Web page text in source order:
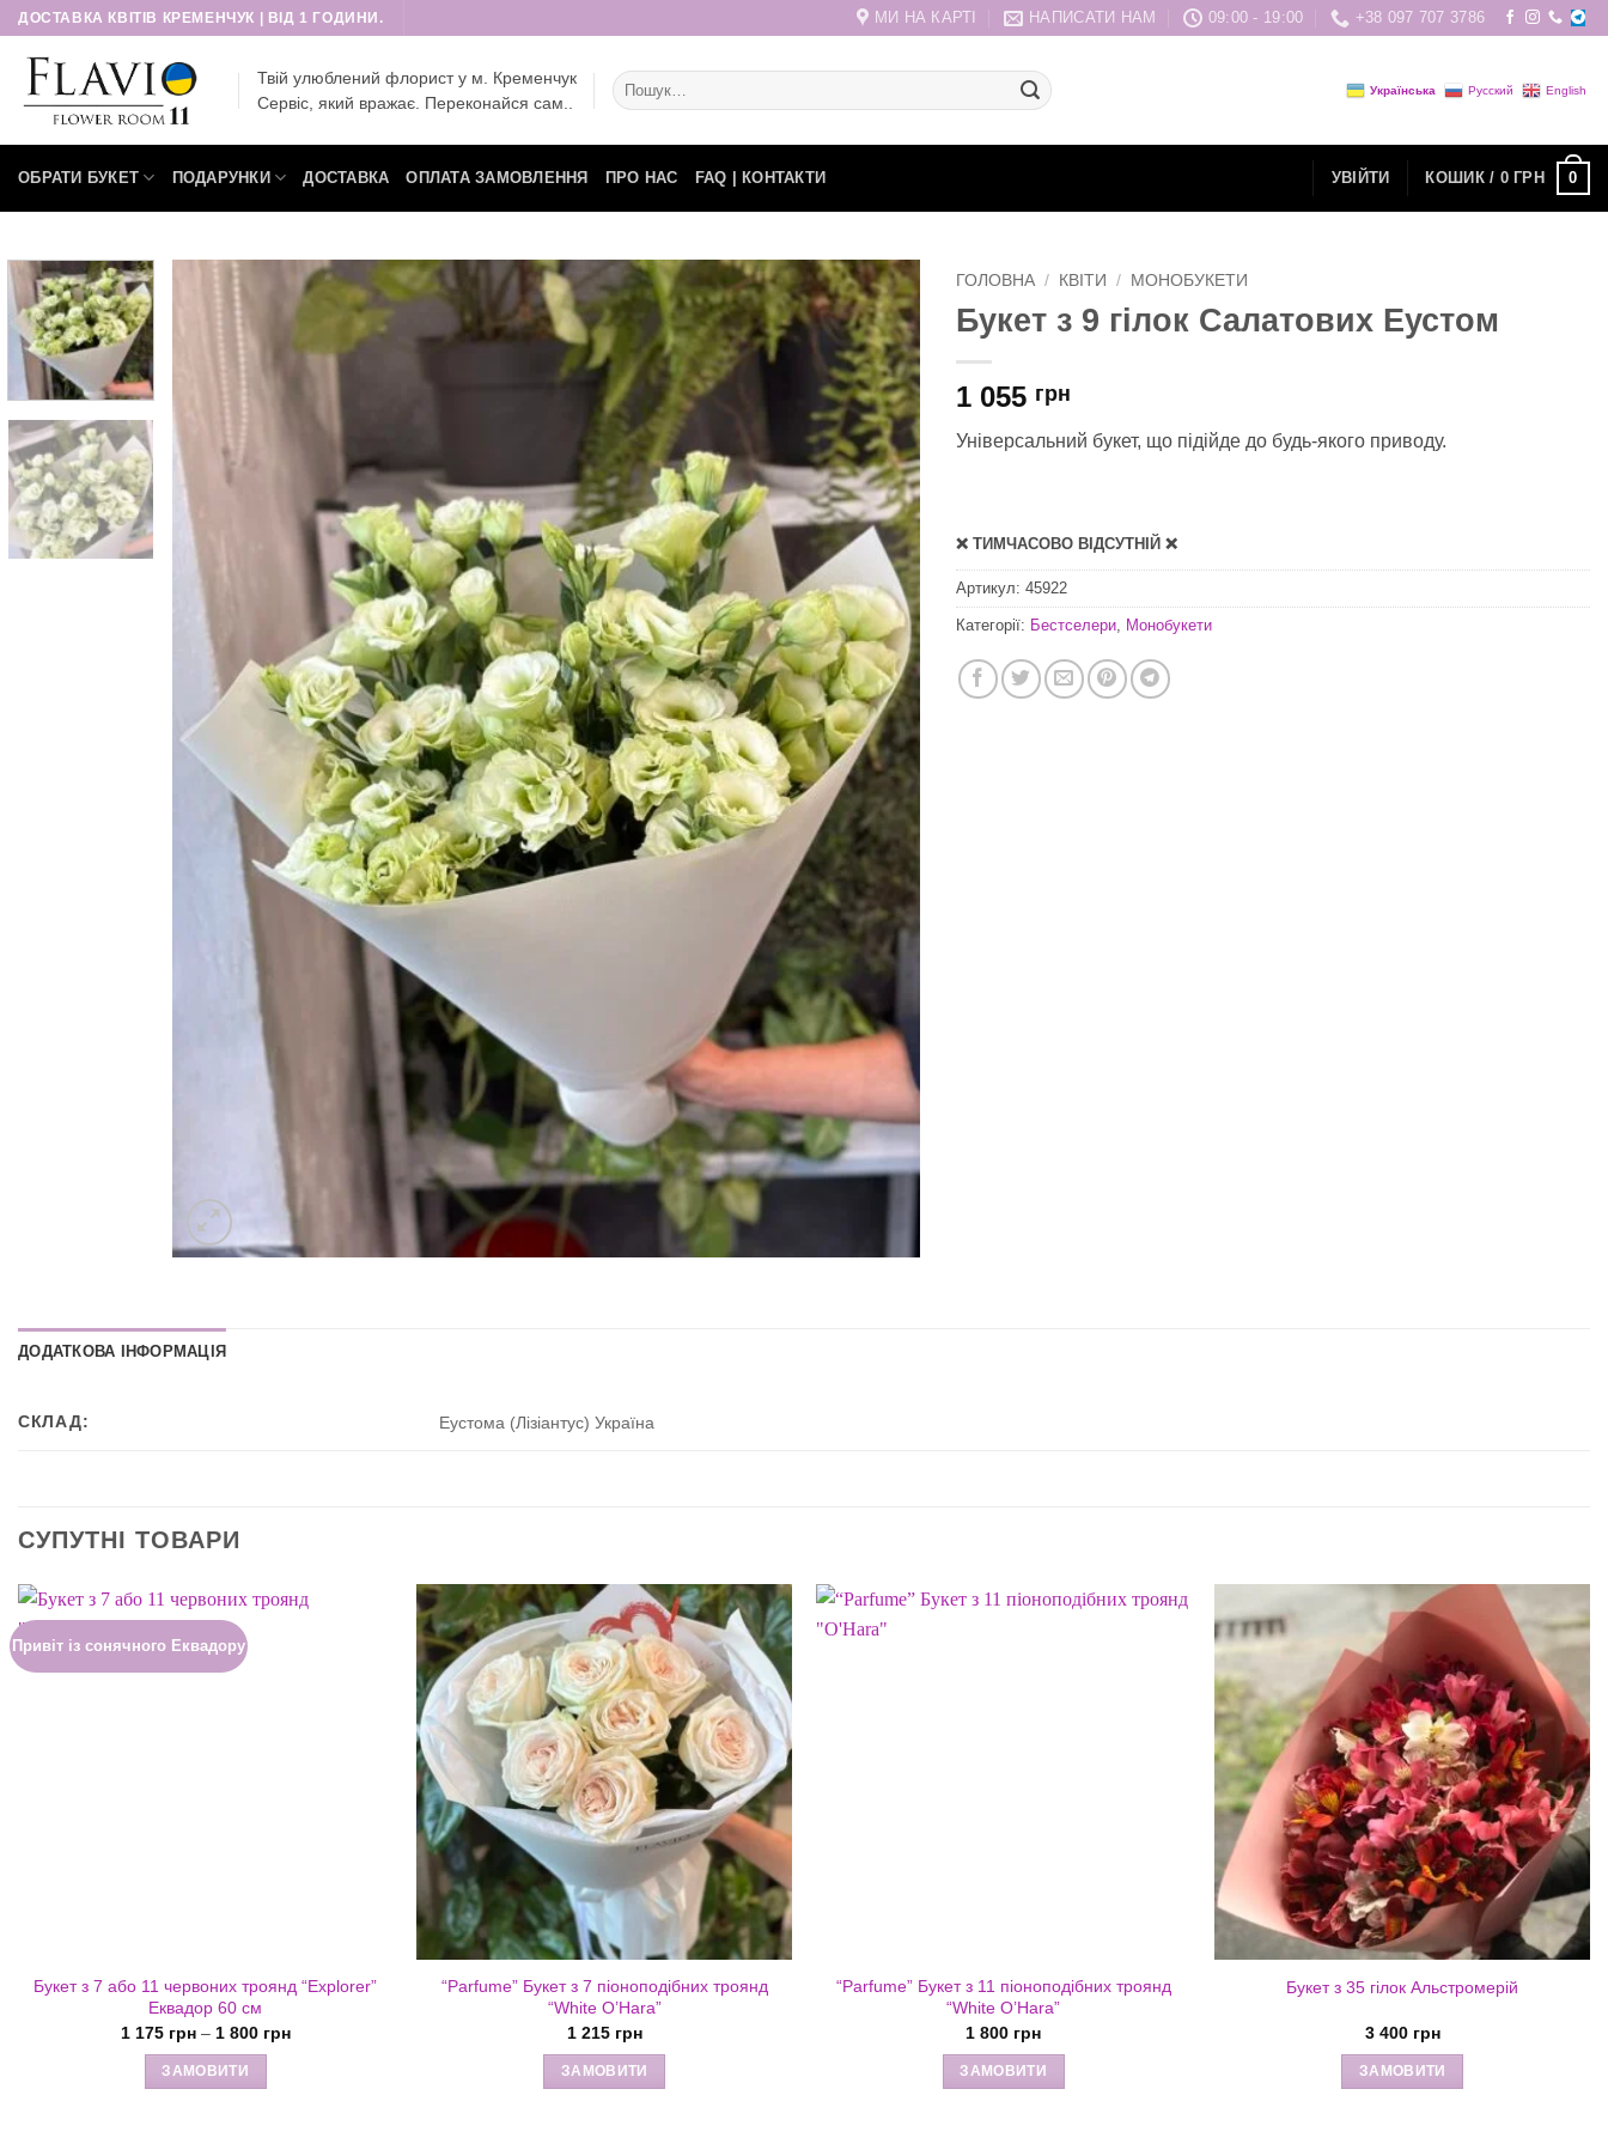
Пропустити
ДОСТАВКА КВІТІВ КРЕМЕНЧУК | ВІД 1 ГОДИНИ. МИ НА КАРТІ НАПИСАТИ НАМ 09:00 - 19:00 +38 097 707 3786
Твій улюблений флорист у м. Кременчук
Сервіс, який вражає. Переконайся сам..
Шукати:
Українська Русский English
ОБРАТИ БУКЕТ ПОДАРУНКИ ДОСТАВКА ОПЛАТА ЗАМОВЛЕННЯ ПРО НАС FAQ | КОНТАКТИ УВІЙТИ КОШИК / 0 ГРН 0
ГОЛОВНА / КВІТИ / МОНОБУКЕТИ
Букет з 9 гілок Салатових Еустом
1 055 грн
Універсальний букет, що підійде до будь-якого приводу.
❌ ТИМЧАСОВО ВІДСУТНІЙ ❌
Артикул: 45922
Категорії: Бестселери, Монобукети
ДОДАТКОВА ІНФОРМАЦІЯ
СКЛАД: Еустома (Лізіантус) Україна
СУПУТНІ ТОВАРИ
Привіт із сонячного Еквадору
Букет з 7 або 11 червоних троянд “Explorer”
Еквадор 60 см
1 175 грн – 1 800 грнДіапазон
ЗАМОВИТИ
“Parfume” Букет з 7 піоноподібних троянд
“White O’Hara”
1 215 грн
ЗАМОВИТИ
“Parfume” Букет з 11 піоноподібних троянд
“White O’Hara”
1 800 грн
ЗАМОВИТИ
Букет з 35 гілок Альстромерій
3 400 грн
ЗАМОВИТИ